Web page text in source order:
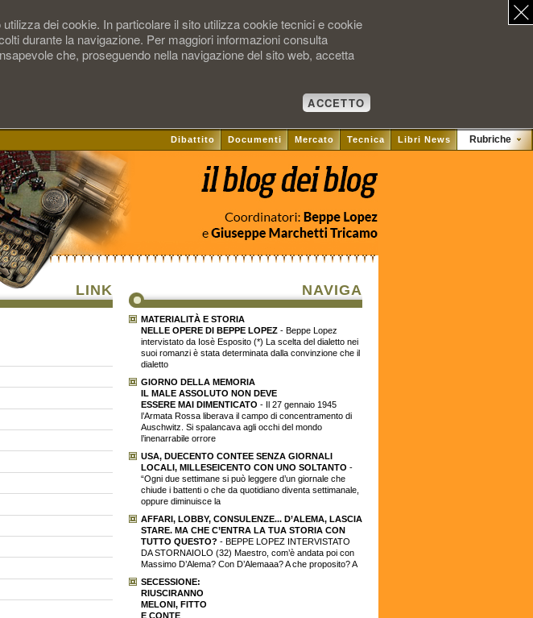
dei cookie. In particolare il sito utilizza cookie tecnici e cookie
durante la navigazione. Per maggiori informazioni consulta
che, proseguendo nella navigazione del sito web, accetta
ACCETTO
Dibattito Documenti Mercato Tecnica Libri News Rubriche
LINK NAVIGA
MATERIALITÀ E STORIA
NELLE OPERE DI BEPPE LOPEZ - Beppe Lopez
intervistato da Iosè Esposito (*) La scelta del dialetto nei
suoi romanzi è stata determinata dalla convinzione che il
dialetto
GIORNO DELLA MEMORIA
IL MALE ASSOLUTO NON DEVE
ESSERE MAI DIMENTICATO - Il 27 gennaio 1945
l’Armata Rossa liberava il campo di concentramento di
Auschwitz. Si spalancava agli occhi del mondo
l’inenarrabile orrore
USA, DUECENTO CONTEE SENZA GIORNALI
LOCALI, MILLESEICENTO CON UNO SOLTANTO -
“Ogni due settimane si può leggere d’un giornale che
chiude i battenti o che da quotidiano diventa settimanale,
oppure diminuisce la
AFFARI, LOBBY, CONSULENZE... D’ALEMA, LASCIA
STARE. MA CHE C’ENTRA LA TUA STORIA CON
TUTTO QUESTO? - BEPPE LOPEZ INTERVISTATO
DA STORNAIOLO (32) Maestro, com’è andata poi con
Massimo D’Alema? Con D’Alemaaa? A che proposito? A
SECESSIONE:
RIUSCIRANNO
MELONI, FITTO
E CONTE